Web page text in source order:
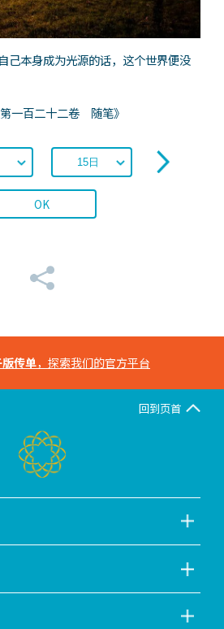
己本身成为光源的话，这个世界便没
一百二十二卷 随笔》
OK
传单，探索我们的官方平台
回到页首